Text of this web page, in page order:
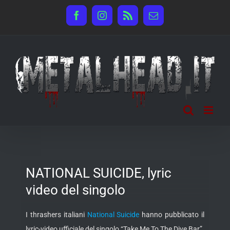
FacebookInstagram
Rss Email
NATIONAL SUICIDE, lyric
video del singolo
I thrashers italiani National Suicide hanno pubblicato il